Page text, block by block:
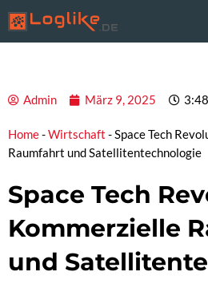
Inhalt
springen
Admin März 9, 2025
Home-Wirtschaft -Space Tech
Raumfahrt und Satellitentechnologie
Space Tech
Kommerzielle
und